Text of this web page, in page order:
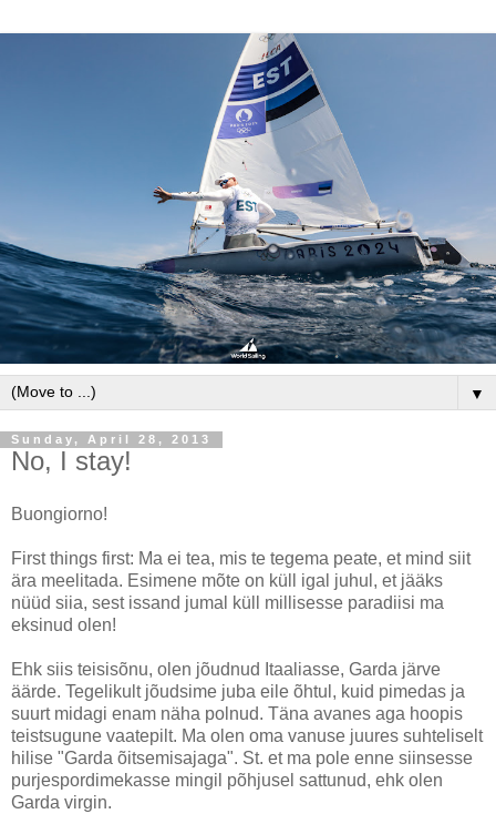
▼
Sunday, April 28, 2013
No, I stay!
Buongiorno!
First things first: Ma ei tea, mis te tegema peate, et mind siit
ära meelitada. Esimene mõte on küll igal juhul, et jääks
nüüd siia, sest issand jumal küll millisesse paradiisi ma
eksinud olen!
Ehk siis teisisõnu, olen jõudnud Itaaliasse, Garda järve
äärde. Tegelikult jõudsime juba eile õhtul, kuid pimedas ja
suurt midagi enam näha polnud. Täna avanes aga hoopis
teistsugune vaatepilt. Ma olen oma vanuse juures suhteliselt
hilise "Garda õitsemisajaga". St. et ma pole enne siinsesse
purjespordimekasse mingil põhjusel sattunud, ehk olen
Garda virgin.